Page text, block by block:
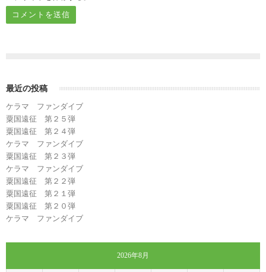
最近の投稿
ケラマ ファンダイブ
粟国遠征 第２５弾
粟国遠征 第２４弾
ケラマ ファンダイブ
粟国遠征 第２３弾
ケラマ ファンダイブ
粟国遠征 第２２弾
粟国遠征 第２１弾
粟国遠征 第２０弾
ケラマ ファンダイブ
2026年8月